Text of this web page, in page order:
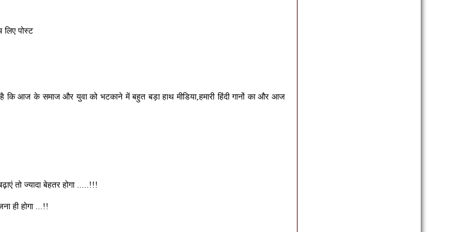
लिए पोस्ट
आज के समाज और युवा को भटकाने में बहुत बड़ा हाथ मीडिया,हमारी हिंदी गानों का और आज
तो ज्यादा बेहतर होगा .....!!!
ही होगा ...!!